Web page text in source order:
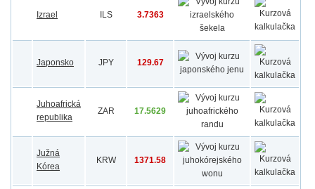
Izrael ILS 3.7363
Japonsko JPY 129.67
Juhoafrická
republika
ZAR 17.5629
Južná
Kórea
KRW 1371.58